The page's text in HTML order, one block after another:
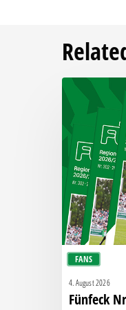
FANS
Fünfeck
Nr.
302
zum
Spiel
gegen
den
HFC
4. August 2026
Fünfeck